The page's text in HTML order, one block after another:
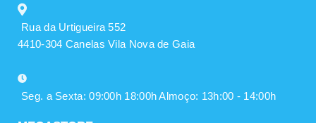
Rua da Urtigueira 552
4410-304 Canelas Vila Nova de Gaia
Seg. a Sexta: 09:00h 18:00h Almoço: 13h:00 - 14:00h